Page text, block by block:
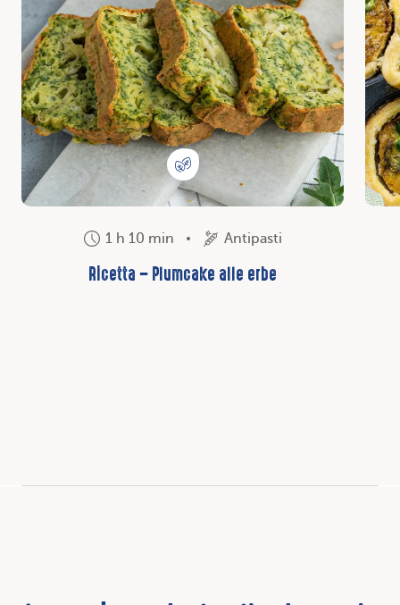
1 h 10 min Antipasti
Ricetta – Plumcake alle erbe